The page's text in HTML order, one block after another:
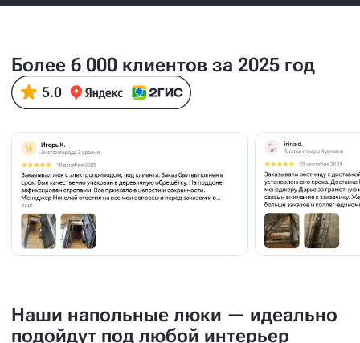
Получить расчёт стоимости
Наш менеджер перезвонит
вам в течение 10 минут!